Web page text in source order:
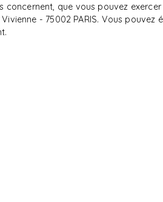
que vous pouvez
Vivienne - 75002 PARIS. Vous